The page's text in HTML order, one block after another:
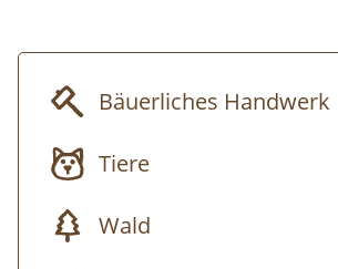
Bäuerliches Handwerk
Tiere
Wald